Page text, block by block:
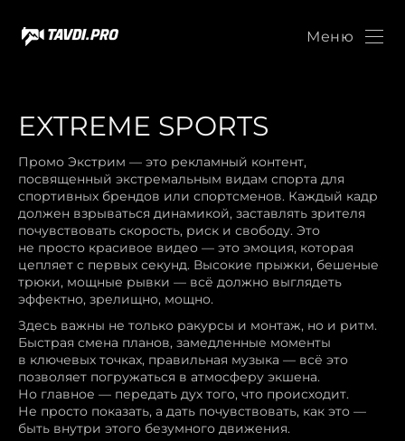
Меню
EXTREME SPORTS
Промо Экстрим — это рекламный контент,
посвященный экстремальным видам спорта для
спортивных брендов или спортсменов. Каждый кадр
должен взрываться динамикой, заставлять зрителя
почувствовать скорость, риск и свободу. Это
не просто красивое видео — это эмоция, которая
цепляет с первых секунд. Высокие прыжки, бешеные
трюки, мощные рывки — всё должно выглядеть
эффектно, зрелищно, мощно.
Здесь важны не только ракурсы и монтаж, но и ритм.
Быстрая смена планов, замедленные моменты
в ключевых точках, правильная музыка — всё это
позволяет погружаться в атмосферу экшена.
Но главное — передать дух того, что происходит.
Не просто показать, а дать почувствовать, как это —
быть внутри этого безумного движения.